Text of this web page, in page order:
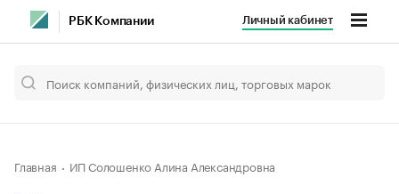
РБК Компании Личный кабинет
Главная ИП Солошенко Алина Александровна